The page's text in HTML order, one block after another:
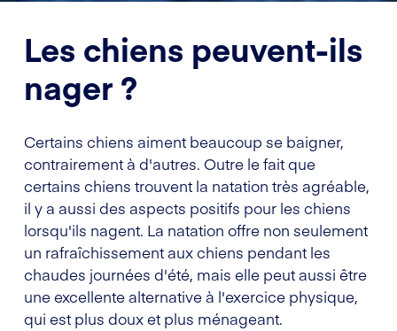
Les chiens peuvent-ils
nager ?
Certains chiens aiment beaucoup se baigner,
contrairement à d'autres. Outre le fait que
certains chiens trouvent la natation très agréable,
il y a aussi des aspects positifs pour les chiens
lorsqu'ils nagent. La natation offre non seulement
un rafraîchissement aux chiens pendant les
chaudes journées d'été, mais elle peut aussi être
une excellente alternative à l'exercice physique,
qui est plus doux et plus ménageant.